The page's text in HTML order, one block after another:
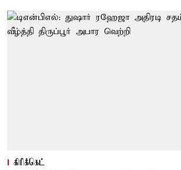
கிரிக்கெட்